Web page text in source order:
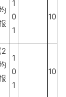
1
0
1
10
1
0
1
10